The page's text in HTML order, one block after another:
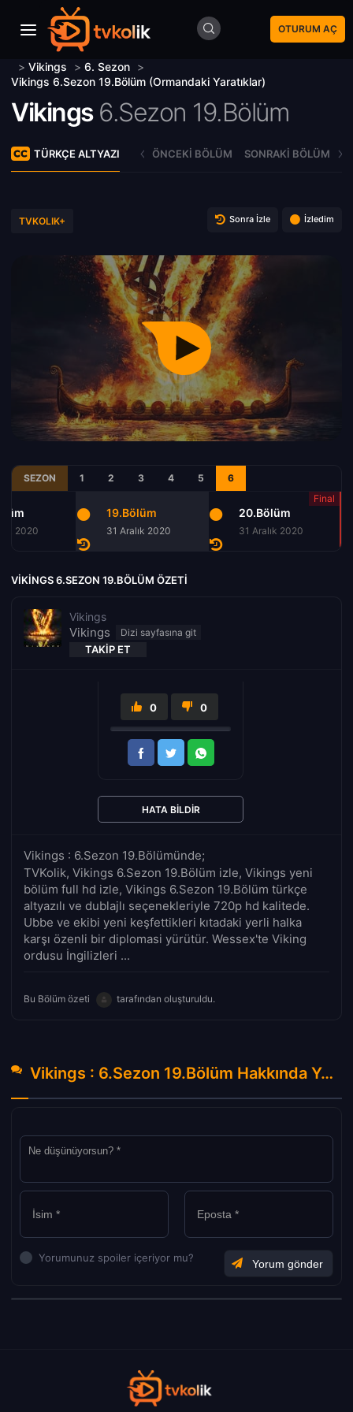
OTURUM AÇ
> Vikings > 6. Sezon >
Vikings 6.Sezon 19.Bölüm (Ormandaki Yaratıklar)
Vikings 6.Sezon 19.Bölüm
TÜRKÇE ALTYAZI ÖNCEKI BÖLÜM SONRAKI BÖLÜM
TVKOLIK+ Sonra İzle İzledim
SEZON 1 2 3 4 5 6
2020
19.Bölüm
31 Aralık 2020
20.Bölüm
31 Aralık 2020
VIKINGS 6.SEZON 19.BÖLÜM ÖZETI
Vikings
Vikings
TAKIP ET
Vikings : 6.Sezon 19.Bölümünde;
TVKolik, Vikings 6.Sezon 19.Bölüm izle, Vikings yeni
bölüm full hd izle, Vikings 6.Sezon 19.Bölüm türkçe
altyazılı ve dublajlı seçenekleriyle 720p hd kalitede.
Ubbe ve ekibi yeni keşfettikleri kıtadaki yerli halka
karşı özenli bir diplomasi yürütür. Wessex'te Viking
ordusu İngilizleri ...
Bu Bölüm özeti tarafından oluşturuldu.
0 0
HATA BILDIR
Vikings : 6.Sezon 19.Bölüm Hakkında Yorumlar
Yorumunuz spoiler içeriyor mu?